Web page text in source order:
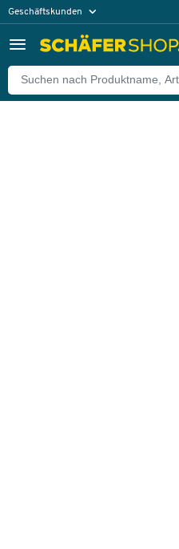
Geschäftskunden
Zurück